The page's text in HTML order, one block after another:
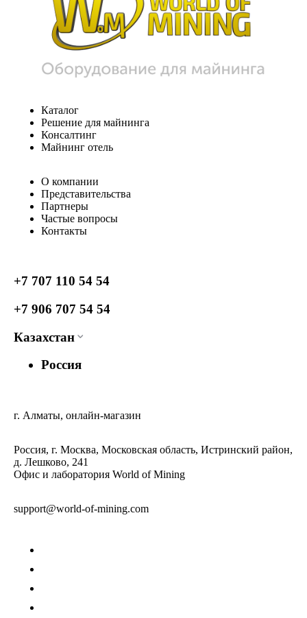
Каталог
Решение для майнинга
Консалтинг
Майнинг отель
О компании
Представительства
Партнеры
Частые вопросы
Контакты
+7 707 110 54 54
+7 906 707 54 54
Казахстан
Россия
г. Алматы, онлайн-магазин
Россия, г. Москва, Московская область, Истринский район,
д. Лешково, 241
Офис и лаборатория World of Mining
support@world-of-mining.com